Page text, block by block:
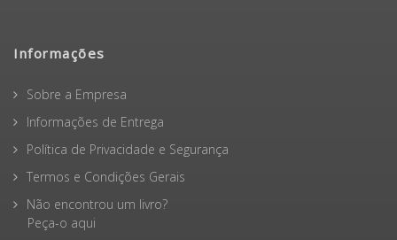
Informações
Sobre a Empresa
Informações de Entrega
Política de Privacidade e Segurança
Termos e Condições Gerais
Não encontrou um livro?
Peça-o aqui